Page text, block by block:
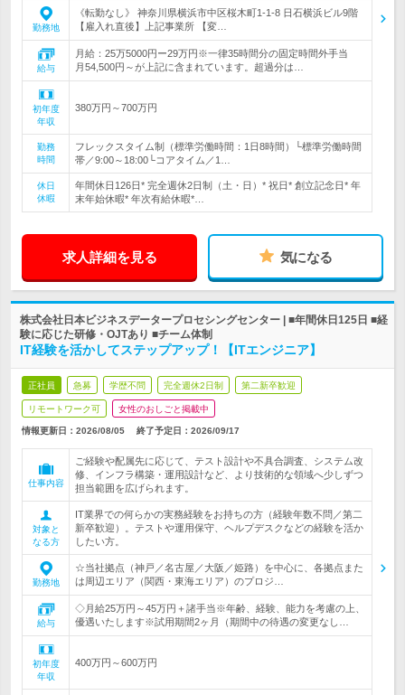
勤務地
《転勤なし》 神奈川県横浜市中区桜木町1-1-8 日石横浜ビル9階
【雇入れ直後】上記事業所 【変…
給与
月給：25万5000円ー29万円※一律35時間分の固定時間外手当
月54,500円～が上記に含まれています。超過分は…
初年度
年収
380万円～700万円
勤務
時間
フレックスタイム制（標準労働時間：1日8時間）└標準労働時間
帯／9:00～18:00└コアタイム／1…
休日
休暇
年間休日126日* 完全週休2日制（土・日）* 祝日* 創立記念日* 年
末年始休暇* 年次有給休暇*…
求人詳細を見る 気になる
株式会社日本ビジネスデータープロセシングセンター | ■年間休日125日 ■経
験に応じた研修・OJTあり ■チーム体制
IT経験を活かしてステップアップ！【ITエンジニア】
正社員 急募 学歴不問 完全週休2日制 第二新卒歓迎
リモートワーク可 女性のおしごと掲載中
情報更新日：2026/08/05 終了予定日： 2026/09/17
仕事内容
ご経験や配属先に応じて、テスト設計や不具合調査、システム改
修、インフラ構築・運用設計など、より技術的な領域へ少しずつ
担当範囲を広げられます。
対象と
なる方
IT業界での何らかの実務経験をお持ちの方（経験年数不問／第二
新卒歓迎）。テストや運用保守、ヘルプデスクなどの経験を活か
したい方。
勤務地
☆当社拠点（神戸／名古屋／大阪／姫路）を中心に、各拠点また
は周辺エリア（関西・東海エリア）のプロジ…
給与
◇月給25万円～45万円＋諸手当※年齢、経験、能力を考慮の上、
優遇いたします※試用期間2ヶ月（期間中の待遇の変更なし…
初年度
年収
400万円～600万円